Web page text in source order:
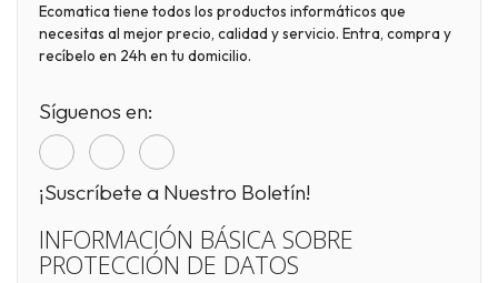
Ecomatica tiene todos los productos informáticos que
necesitas al mejor precio, calidad y servicio. Entra, compra y
recíbelo en 24h en tu domicilio.
Síguenos en:
¡Suscríbete a Nuestro Boletín!
INFORMACIÓN BÁSICA SOBRE
PROTECCIÓN DE DATOS